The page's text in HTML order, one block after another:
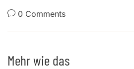
0 Comments
Mehr wie das